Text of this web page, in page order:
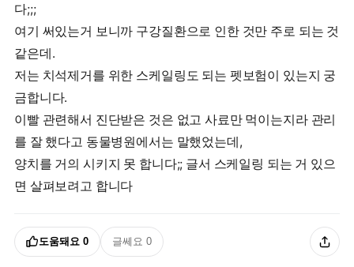
다;;;
여기 써있는거 보니까 구강질환으로 인한 것만 주로 되는 것
같은데.
저는 치석제거를 위한 스케일링도 되는 펫보험이 있는지 궁
금합니다.
이빨 관련해서 진단받은 것은 없고 사료만 먹이는지라 관리
를 잘 했다고 동물병원에서는 말했었는데,
양치를 거의 시키지 못 합니다;; 글서 스케일링 되는 거 있으
면 살펴보려고 합니다
도움돼요 0 글쎄요 0